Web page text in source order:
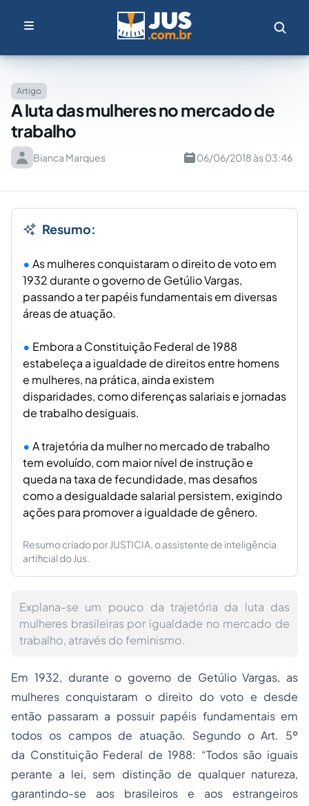
Artigo
A luta das mulheres no mercado de
trabalho
Bianca Marques 06/06/2018 às 03:46
Resumo:
As mulheres conquistaram o direito de voto em
1932 durante o governo de Getúlio Vargas,
passando a ter papéis fundamentais em diversas
áreas de atuação.
Embora a Constituição Federal de 1988
estabeleça a igualdade de direitos entre homens
e mulheres, na prática, ainda existem
disparidades, como diferenças salariais e jornadas
de trabalho desiguais.
A trajetória da mulher no mercado de trabalho
tem evoluído, com maior nível de instrução e
queda na taxa de fecundidade, mas desafios
como a desigualdade salarial persistem, exigindo
ações para promover a igualdade de gênero.
Resumo criado por JUSTICIA, o assistente de inteligência
artificial do Jus.
Explana-se um pouco da trajetória da luta das
mulheres brasileiras por igualdade no mercado de
trabalho, através do feminismo.
Em 1932, durante o governo de Getúlio Vargas, as
mulheres conquistaram o direito do voto e desde
então passaram a possuir papéis fundamentais em
todos os campos de atuação. Segundo o Art. 5º
da Constituição Federal de 1988: “Todos são iguais
perante a lei, sem distinção de qualquer natureza,
garantindo-se aos brasileiros e aos estrangeiros